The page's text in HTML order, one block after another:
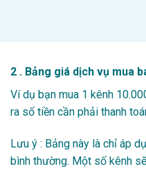
2 . Bảng giá dịch vụ mua
Ví dụ bạn mua 1 kênh
ra số tiền cần phải thanh
Lưu ý : Bảng này là chỉ áp
bình thường. Một số kênh